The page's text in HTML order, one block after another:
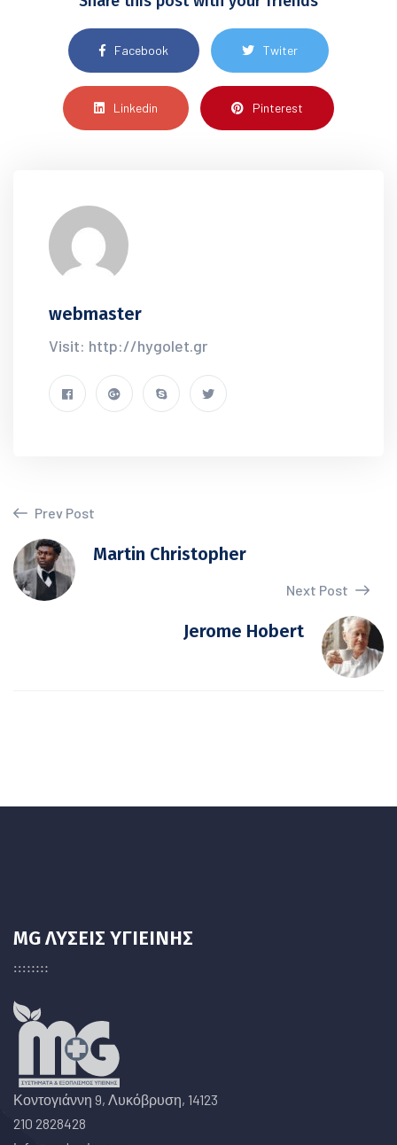
Facebook Twiter
Linkedin Pinterest
webmaster
Visit: http://hygolet.gr
Prev Post
Martin Christopher
Next Post
Jerome Hobert
MG ΛΥΣΕΙΣ ΥΓΙΕΙΝΗΣ
Κοντογιάννη 9, Λυκόβρυση, 14123
210 2828428